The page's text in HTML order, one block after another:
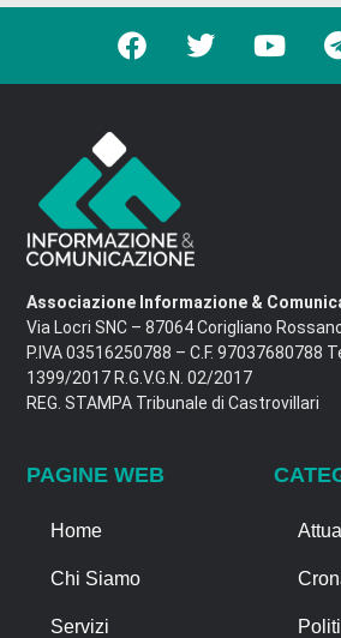
Associazione Informazione &
Via Locri SNC – 87064 Corigliano
P.IVA 03516250788 – C.F. 97037680788
1399/2017 R.G.V.G.N. 02/2017
REG. STAMPA Tribunale di Castrovillari
PAGINE WEB
Home
Chi Siamo
Servizi